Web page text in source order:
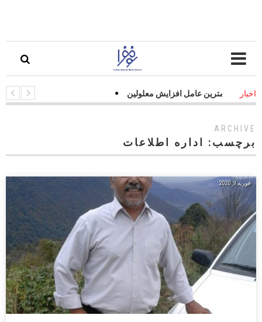
اخبار
جاده‌ای مهمترین عامل افزایش معلولین
ARCHIVE
برچسب: اداره اطلاعات
فوریه 9, 2020